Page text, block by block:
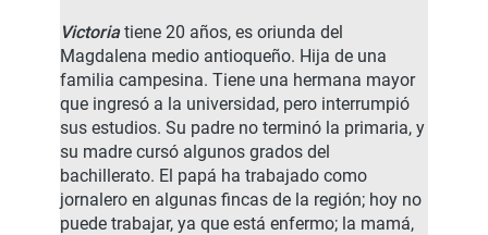
Victoriatiene 20 años, es oriunda del
Magdalena medio antioqueño. Hija de una
familia campesina. Tiene una hermana mayor
que ingresó a la universidad, pero interrumpió
sus estudios. Su padre no terminó la primaria, y
su madre cursó algunos grados del
bachillerato. El papá ha trabajado como
jornalero en algunas fincas de la región; hoy no
puede trabajar, ya que está enfermo; la mamá,